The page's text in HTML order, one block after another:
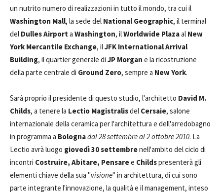
un nutrito numero di realizzazioni in tutto il mondo, tra cui il
Washington Mall, la sede del National Geographic, il terminal
del Dulles Airporta Washington, ilWorldwide Plazaal New
York Mercantile Exchange, ilJFK International Arrival
Building, il quartier generale di JP Morgan e la ricostruzione
della parte centrale di Ground Zero, sempre a New York.
Sarà proprio il presidente di questo studio, l'architetto David M.
Childs, a tenere la Lectio Magistralisdel Cersaie, salone
internazionale della ceramica per l'architettura e dell'arredobagno
in programma a Bolognadal 28 settembre al 2 ottobre 2010. La
Lectio avrà luogo giovedì 30 settembrenell'ambito del ciclo di
incontri Costruire, Abitare, Pensaree Childspresenterà gli
elementi chiave della sua "visione" in architettura, di cui sono
parte integrante l'innovazione, la qualità e il management, inteso